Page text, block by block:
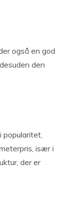
også en god
den
popularitet,
især i
der er